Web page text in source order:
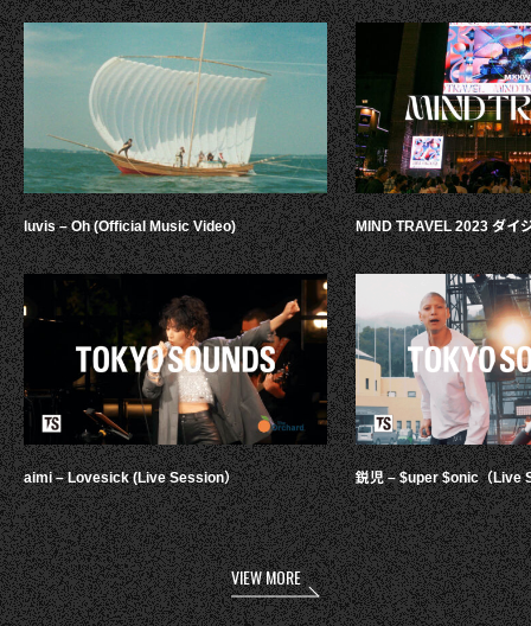
luvis – Oh (Official Music Video)
aimi – Lovesick (Live Session）
MIND TRAVEL 2023 ダイ
鋭児 – $uper $onic（Live
VIEW MORE